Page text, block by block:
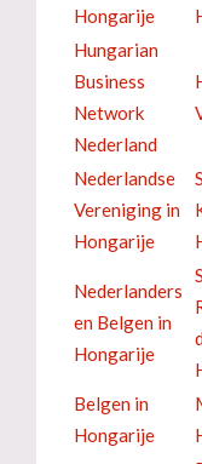
Hongarije
Hungarian
Business
Network
Nederland
Nederlandse
Vereniging in
Hongarije
Nederlanders
en Belgen in
Hongarije
Belgen in
Hongarije